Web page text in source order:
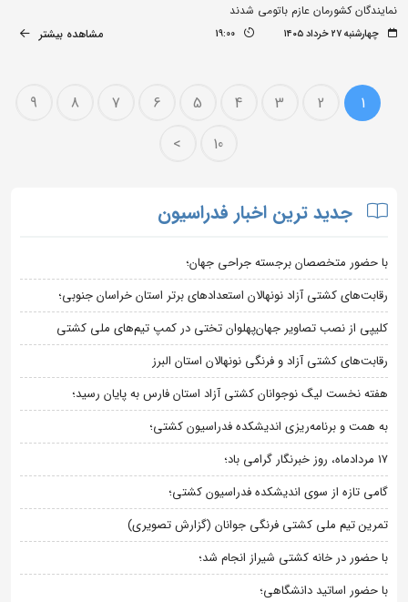
نمایندگان کشورمان عازم باتومی شدند
چهارشنبه ۲۷ خرداد ۱۴۰۵ 19:00 مشاهده بیشتر
1
2
3
4
5
6
7
8
9
10
>
جدید ترین اخبار فدراسیون
با حضور متخصصان برجسته جراحی جهان؛
رقابت‌های کشتی آزاد نونهالان استعدادهای برتر استان خراسان جنوبی؛
کلیپی از نصب تصاویر جهان‌پهلوان تختی در کمپ تیم‌های ملی کشتی
رقابت‌های کشتی آزاد و فرنگی نونهالان استان البرز
هفته نخست لیگ نوجوانان کشتی آزاد استان فارس به پایان رسید؛
به همت و برنامه‌ریزی اندیشکده فدراسیون کشتی؛
۱۷ مردادماه، روز خبرنگار گرامی باد؛
گامی تازه از سوی اندیشکده فدراسیون کشتی؛
تمرین تیم ملی کشتی فرنگی جوانان (گزارش تصویری)
با حضور در خانه کشتی شیراز انجام شد؛
با حضور اساتید دانشگاهی؛